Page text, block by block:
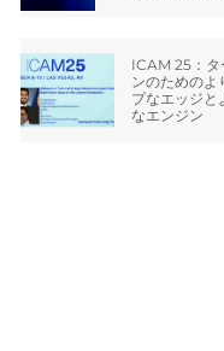
ICAM 25：タ
ンのためのよ
プなエッジと
なエンジン